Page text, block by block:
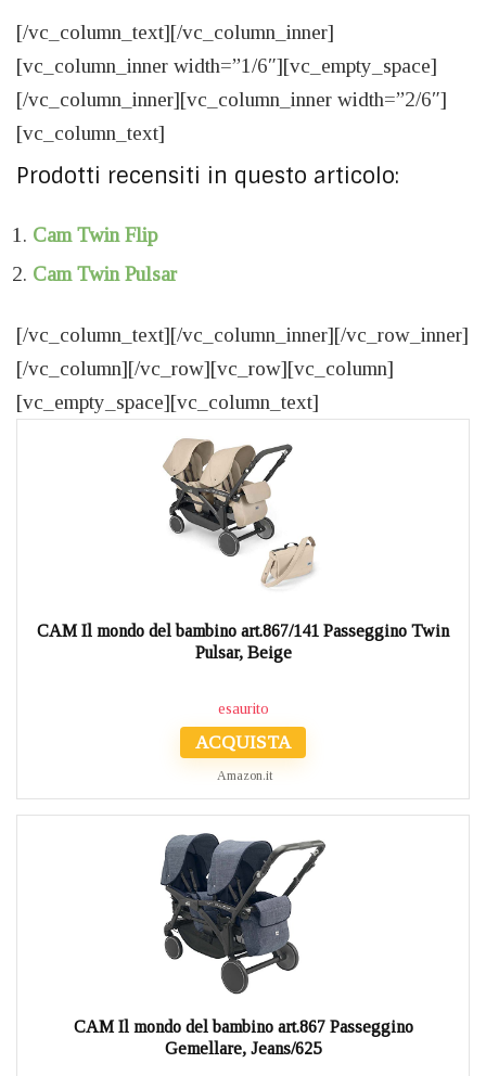
[/vc_column_text][/vc_column_inner]
[vc_column_inner width=”1/6″][vc_empty_space]
[/vc_column_inner][vc_column_inner width=”2/6″]
[vc_column_text]
Prodotti recensiti in questo articolo:
Cam Twin Flip
Cam Twin Pulsar
[/vc_column_text][/vc_column_inner][/vc_row_inner]
[/vc_column][/vc_row][vc_row][vc_column]
[vc_empty_space][vc_column_text]
CAM Il mondo del bambino art.867/141 Passeggino Twin
Pulsar, Beige
esaurito
ACQUISTA
Amazon.it
CAM Il mondo del bambino art.867 Passeggino
Gemellare, Jeans/625